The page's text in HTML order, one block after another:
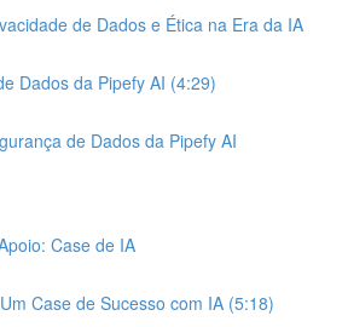
de Dados e Ética na Era da IA
Dados da Pipefy AI (4:29)
de Dados da Pipefy AI
Case de IA
Case de Sucesso com IA (5:18)